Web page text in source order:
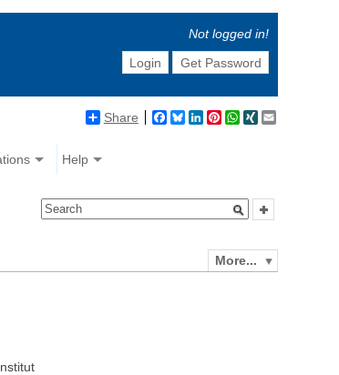
Not logged in!
Login
Get Password
Share Facebook
BlueskyLinkedIn
Pinterest
WhatsApp
XING
Help
More...